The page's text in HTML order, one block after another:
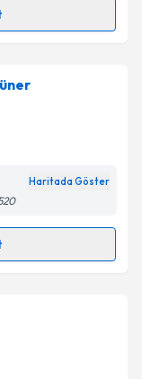
takvimi
almanız
ile
Aydınlatma
Haritada Göster
randevu takvimi
almanız
ile